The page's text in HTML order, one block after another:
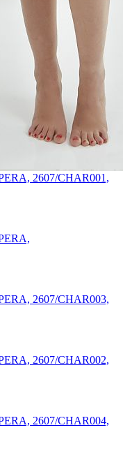
2607/CHAR001,
2607/CHAR003,
2607/CHAR002,
2607/CHAR004,